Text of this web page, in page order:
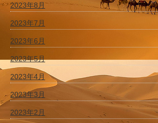
2023年8月
2023年7月
2023年6月
2023年5月
2023年4月
2023年3月
2023年2月